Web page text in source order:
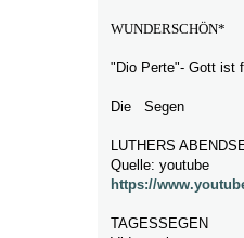
WUNDERSCHÖN*
"Dio Perte"- Gott ist
Die Segen
LUTHERS
Quelle: youtube
https://
TAGESSEGEN